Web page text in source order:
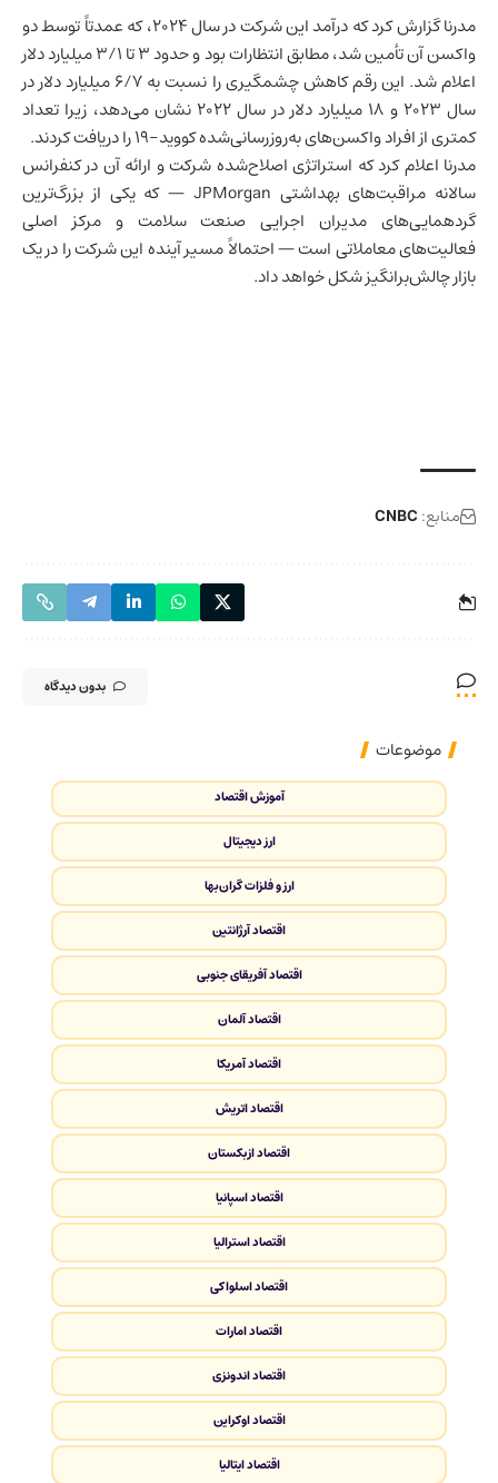
مدرنا گزارش کرد که درآمد این شرکت در سال ۲۰۲۴، که عمدتاً توسط دو
واکسن آن تأمین شد، مطابق انتظارات بود و حدود ۳ تا ۳/۱ میلیارد دلار
اعلام شد. این رقم کاهش چشمگیری را نسبت به ۶/۷ میلیارد دلار در
سال ۲۰۲۳ و ۱۸ میلیارد دلار در سال ۲۰۲۲ نشان می‌دهد، زیرا تعداد
کمتری از افراد واکسن‌های به‌روزرسانی‌شده کووید-۱۹ را دریافت کردند.
مدرنا اعلام کرد که استراتژی اصلاح‌شده شرکت و ارائه آن در کنفرانس
سالانه مراقبت‌های بهداشتی JPMorgan — که یکی از بزرگ‌ترین
گردهمایی‌های مدیران اجرایی صنعت سلامت و مرکز اصلی
فعالیت‌های معاملاتی است — احتمالاً مسیر آینده این شرکت را در یک
بازار چالش‌برانگیز شکل خواهد داد.
منابع: CNBC
بدون دیدگاه
موضوعات
آموزش اقتصاد
ارز دیجیتال
ارز و فلزات گران‌بها
اقتصاد آرژانتین
اقتصاد آفریقای جنوبی
اقتصاد آلمان
اقتصاد آمریکا
اقتصاد اتریش
اقتصاد ازبکستان
اقتصاد اسپانیا
اقتصاد استرالیا
اقتصاد اسلواکی
اقتصاد امارات
اقتصاد اندونزی
اقتصاد اوکراین
اقتصاد ایتالیا